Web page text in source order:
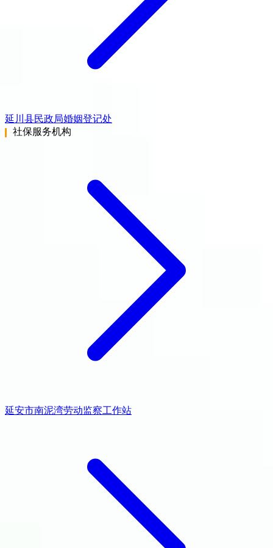
延川县民政局婚姻登记处
社保服务机构
延安市南泥湾劳动监察工作站